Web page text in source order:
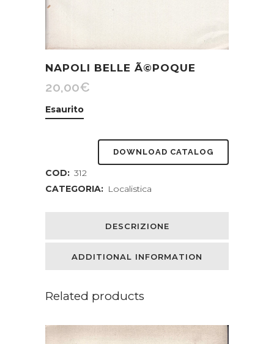
NAPOLI BELLE Ã©POQUE
20,00€
Esaurito
DOWNLOAD CATALOG
COD: 312
CATEGORIA: Localistica
DESCRIZIONE
ADDITIONAL INFORMATION
Related products